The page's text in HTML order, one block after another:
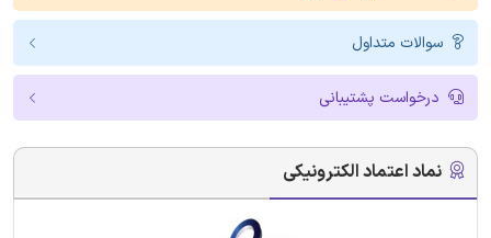
سوالات متداول
درخواست پشتیبانی
نماد اعتماد الکترونیکی